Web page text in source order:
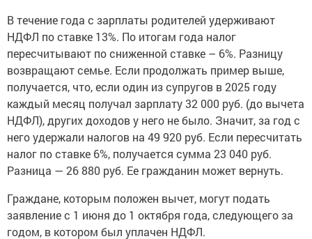
В течение года с зарплаты родителей удерживают
НДФЛ по ставке 13%. По итогам года налог
пересчитывают по сниженной ставке – 6%. Разницу
возвращают семье. Если продолжать пример выше,
получается, что, если один из супругов в 2025 году
каждый месяц получал зарплату 32 000 руб. (до вычета
НДФЛ), других доходов у него не было. Значит, за год с
него удержали налогов на 49 920 руб. Если пересчитать
налог по ставке 6%, получается сумма 23 040 руб.
Разница — 26 880 руб. Ее гражданин может вернуть.
Граждане, которым положен вычет, могут подать
заявление с 1 июня до 1 октября года, следующего за
годом, в котором был уплачен НДФЛ.